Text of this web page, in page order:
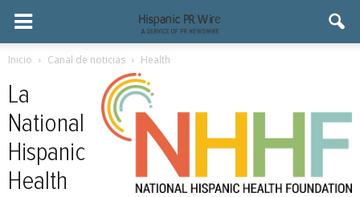
Inicio Canal de noticias Health
La
National
Hispanic
Health